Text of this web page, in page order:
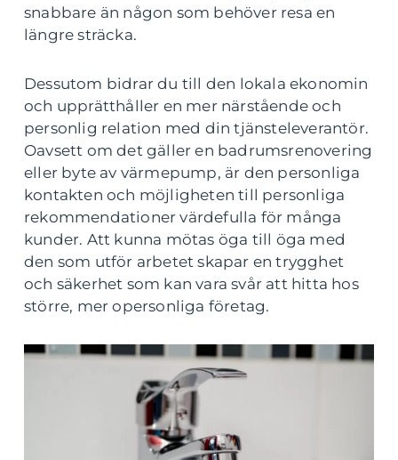
snabbare än någon som behöver resa en
längre sträcka.
Dessutom bidrar du till den lokala ekonomin
och upprätthåller en mer närstående och
personlig relation med din tjänsteleverantör.
Oavsett om det gäller en badrumsrenovering
eller byte av värmepump, är den personliga
kontakten och möjligheten till personliga
rekommendationer värdefulla för många
kunder. Att kunna mötas öga till öga med
den som utför arbetet skapar en trygghet
och säkerhet som kan vara svår att hitta hos
större, mer opersonliga företag.